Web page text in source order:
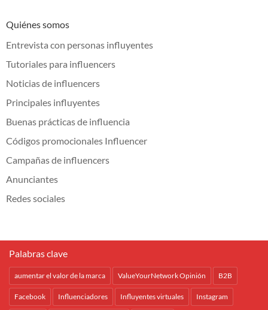
Quiénes somos
Entrevista con personas influyentes
Tutoriales para influencers
Noticias de influencers
Principales influyentes
Buenas prácticas de influencia
Códigos promocionales Influencer
Campañas de influencers
Anunciantes
Redes sociales
Palabras clave
aumentar el valor de la marca ValueYourNetwork Opinión B2B
Facebook Influenciadores Influyentes virtuales Instagram